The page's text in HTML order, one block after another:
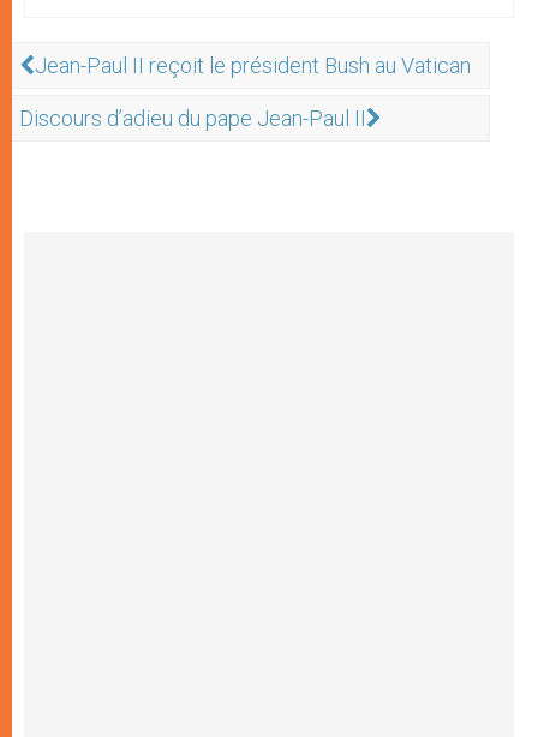
Jean-Paul II reçoit le président Bush au Vatican
Discours d’adieu du pape Jean-Paul II